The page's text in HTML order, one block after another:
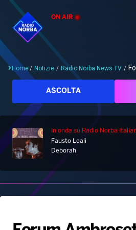
ON AIR
Home
Palinsesto
Notizie
Home/ Notizie / Radio Norba News TV /
ASCOLTA
In onda su Radio Norba
Fausto Leali
Deborah